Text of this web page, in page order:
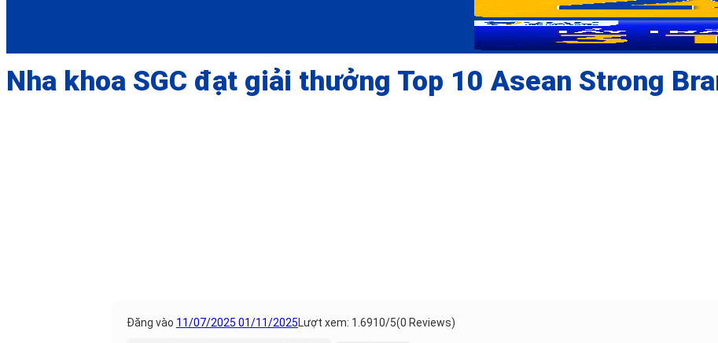
Nha khoa SGC đạt giải thưởng Top 10 Asean Strong
Đăng vào 11/07/2025 01/11/2025Lượt xem: 1.6910/5(0 Reviews)